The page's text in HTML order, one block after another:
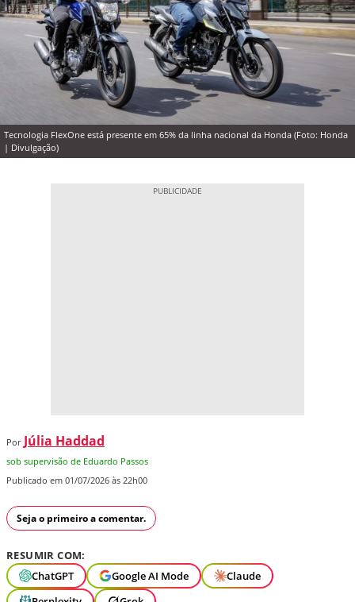
Tecnologia FlexOne está presente em 65% da linha nacional da Honda (Foto: Honda
| Divulgação)
Por Júlia Haddad
sob supervisão de Eduardo Passos
Publicado em 01/07/2026 às 22h00
Seja o primeiro a comentar.
RESUMIR COM:
ChatGPT
Google AI Mode
Claude